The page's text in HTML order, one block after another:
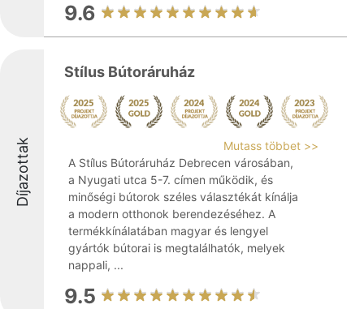
9.6
Díjazottak
Stílus Bútoráruház
Mutass többet >>
A Stílus Bútoráruház Debrecen városában,
a Nyugati utca 5-7. címen működik, és
minőségi bútorok széles választékát kínálja
a modern otthonok berendezéséhez. A
termékkínálatában magyar és lengyel
gyártók bútorai is megtalálhatók, melyek
nappali, ...
9.5